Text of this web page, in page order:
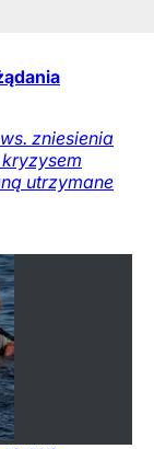
zniesienia
utrzymane